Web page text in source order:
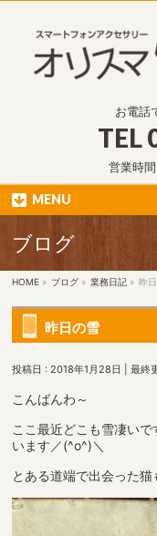
お電話
TEL
営業時
MENU
ブログ
HOME » ブログ » 業務日記 » 昨
昨日の雪
投稿日 : 2018年1月28日 最終
こんばんわ～
ここ最近どこも雪凄い
います／(^o^)＼
とある道端で出会った